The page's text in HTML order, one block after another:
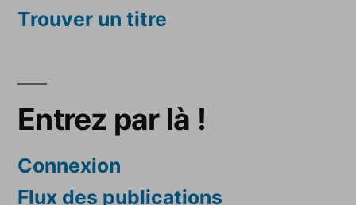
Trouver un titre
Entrez par là !
Connexion
Flux des publications